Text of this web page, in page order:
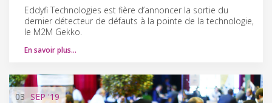
Eddyfi Technologies est fière d’annoncer la sortie du
dernier détecteur de défauts à la pointe de la technologie,
le M2M Gekko.
En savoir plus…
03 SEP'19